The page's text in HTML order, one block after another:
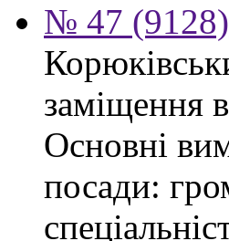
№ 47 (9128)
заміщення
Основні
посади: